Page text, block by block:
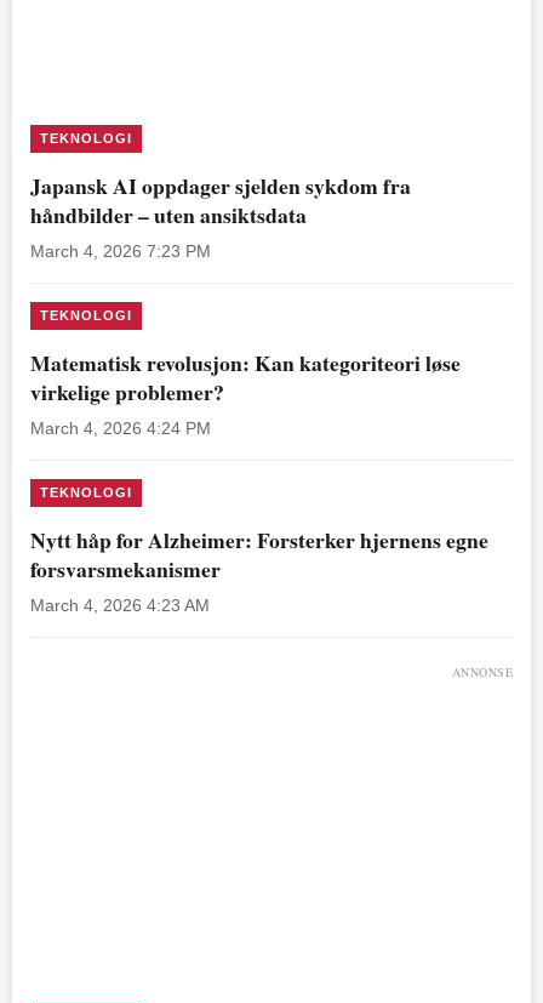
TEKNOLOGI
Japansk AI oppdager sjelden sykdom fra
håndbilder – uten ansiktsdata
March 4, 2026 7:23 PM
TEKNOLOGI
Matematisk revolusjon: Kan kategoriteori løse
virkelige problemer?
March 4, 2026 4:24 PM
TEKNOLOGI
Nytt håp for Alzheimer: Forsterker hjernens egne
forsvarsmekanismer
March 4, 2026 4:23 AM
ANNONSE